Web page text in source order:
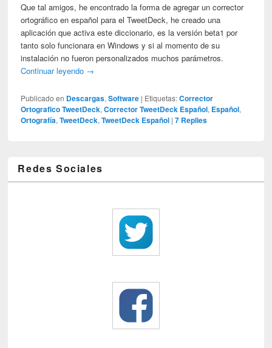
Que tal amigos, he encontrado la forma de agregar un corrector
ortográfico en español para el TweetDeck, he creado una
aplicación que activa este diccionario, es la versión beta1 por
tanto solo funcionara en Windows y si al momento de su
instalación no fueron personalizados muchos parámetros.
Continuar leyendo →
Publicado en Descargas,Software | Etiquetas: Corrector
Ortografico TweetDeck,Corrector TweetDeck Español, Español,
Ortografía,TweetDeck,TweetDeck Español |7 Replies
Redes Sociales